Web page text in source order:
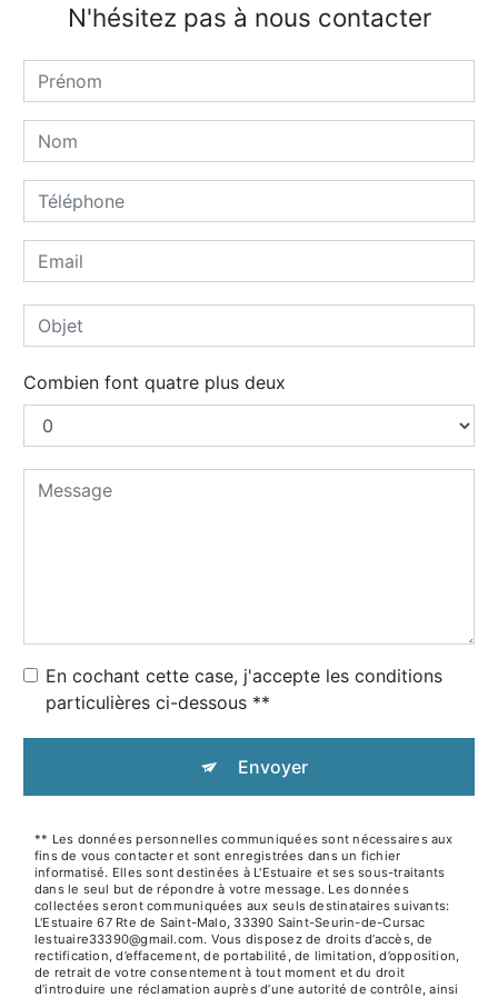
N'hésitez pas à nous contacter
Combien font quatre plus deux
En cochant cette case, j'accepte les conditions
particulières ci-dessous **
Envoyer
** Les données personnelles communiquées sont nécessaires aux
fins de vous contacter et sont enregistrées dans un fichier
informatisé. Elles sont destinées à L'Estuaire et ses sous-traitants
dans le seul but de répondre à votre message. Les données
collectées seront communiquées aux seuls destinataires suivants:
L'Estuaire 67 Rte de Saint-Malo, 33390 Saint-Seurin-de-Cursac
lestuaire33390@gmail.com. Vous disposez de droits d’accès, de
rectification, d’effacement, de portabilité, de limitation, d’opposition,
de retrait de votre consentement à tout moment et du droit
d’introduire une réclamation auprès d’une autorité de contrôle, ainsi